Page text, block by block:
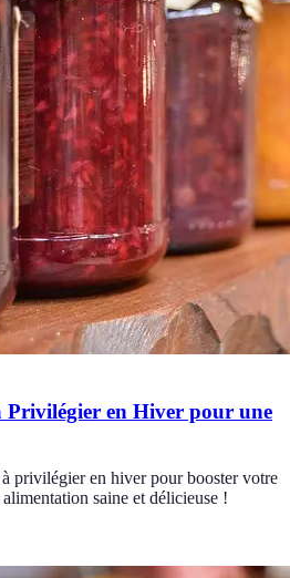
Privilégier en Hiver pour une
privilégier en hiver pour booster votre
saine et délicieuse !